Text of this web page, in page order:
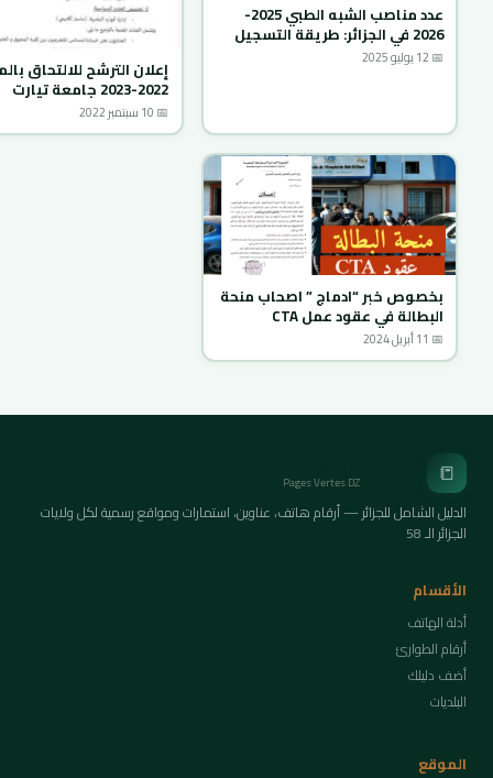
عدد مناصب الشبه الطبي 2025-
2026 في الجزائر: طريقة التسجيل
📅 12 يوليو 2025 إعلان الترشح للالتحاق
2022-2023 جامعة تيارت
📅 10 سبتمبر 2022
بخصوص خبر “ادماج ” اصحاب منحة
البطالة في عقود عمل CTA
📅 11 أبريل 2024
📒
Pages Vertes DZ
الدليل الشامل للجزائر — أرقام هاتف، عناوين، استمارات ومواقع رسمية لكل ولايات
الجزائر الـ 58
الأقسام
أدلة الهاتف
أرقام الطوارئ
أضف دليلك
البلديات
الموقع